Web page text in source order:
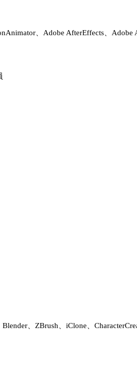
、Adobe AfterEffects、Adobe
、ZBrush、iClone、